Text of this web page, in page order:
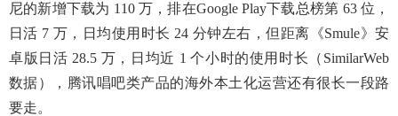
尼的新增下载为 110 万，排在Google Play下载总榜第 63 位，
日活 7 万，日均使用时长 24 分钟左右，但距离《Smule》安
卓版日活 28.5 万，日均近 1 个小时的使用时长（SimilarWeb
数据），腾讯唱吧类产品的海外本土化运营还有很长一段路
要走。